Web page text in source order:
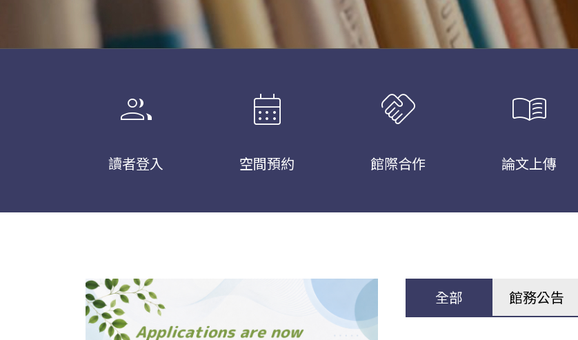
group
讀者登入
calendar_month
空間預約
handshake
館際合作
menu_book
論文上傳
全部 館務公告